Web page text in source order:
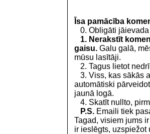
Īsa pamācība
0. Obligāti jāievada
1. Nerakstīt
gaisu. Galu galā,
mūsu lasītāji.
2. Tagus lietot
3. Viss, kas sākās
automātiski
jaunā logā.
4. Skatīt nullto,
P.S. Emaili tiek
Tagad, visiem jums
ir ieslēgts, uzspiežot